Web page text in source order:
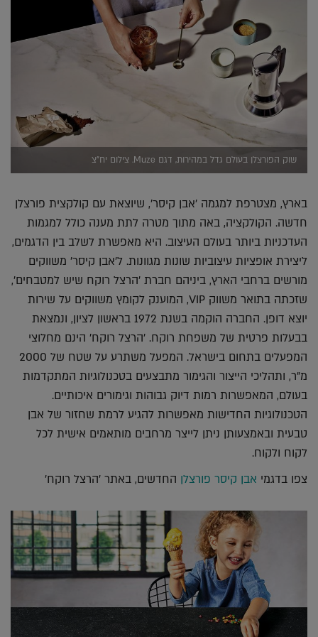
שוק הפורצלן בעולם גדל במהירות, דגם Muze. צילום יח"צ
בארץ, מצטרפת למגמה 'אבן קיסר', שיוצאת עם קולקצית פורצלן
חדשה. הקולקציה, באה מתוך מטרה לתת מענה כולל למגמות
העדכניות ביותר בעולם העיצוב. היא מאפשרת לשלב בין הדגמים,
ליצירת אופציות עיצוביות שונות מגוונות. ל'אבן קיסר' משווקים
מורשים ברחבי הארץ, ביניהם חברת 'הרצל רוקח שיש למטבחים',
שזכתה בתואר משווק VIP, המוענק לקומץ משווקים על שירות
יוצא דופן. החברה הוקמה בשנת 1972 בראשון לציון, ונמצאת
בבעלות פרטית של משפחת רוקח. 'הרצל רוקח' הינם מחלוצי
המפעלים בתחום בישראל. המפעל משתרע על שטח של 2000
מ"ר, ותהליכי הייצור והגימור מתבצעים בטכנולוגיות המתקדמות
בעולם, המאפשרות רמות דיוק גבוהות וגימורים איכותיים.
הטכנולוגיות החדישות מאפשרות להגיע לרמת שחזור של אבן
טבעית ובאמצעותן ניתן לייצר מרחבים מותאמים אישית לכל
לקוח ולקוח.
צפו בדגמי אבן קיסר פורצלן החדשים, באתר 'הרצל רוקח'